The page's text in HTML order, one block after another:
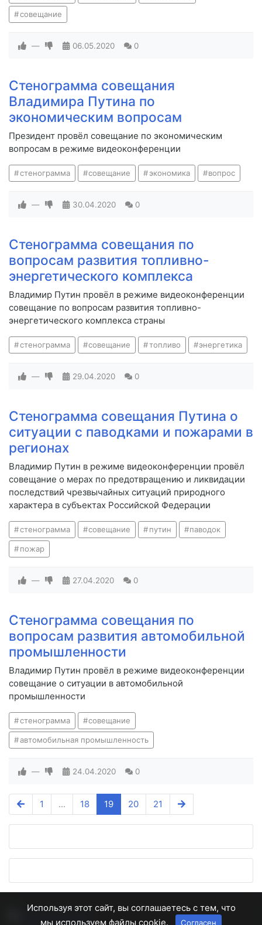
совещание
— 06.05.2020 0
Стенограмма совещания
Владимира Путина по
экономическим вопросам
Президент провёл совещание по экономическим
вопросам в режиме видеоконференции
стенограмма совещание экономика вопрос
— 30.04.2020 0
Стенограмма совещания по
вопросам развития топливно-
энергетического комплекса
Владимир Путин провёл в режиме видеоконференции
совещание по вопросам развития топливно-
энергетического комплекса страны
стенограмма совещание топливо энергетика
— 29.04.2020 0
Стенограмма совещания Путина о
ситуации с паводками и пожарами в
регионах
Владимир Путин в режиме видеоконференции провёл
совещание о мерах по предотвращению и ликвидации
последствий чрезвычайных ситуаций природного
характера в субъектах Российской Федерации
стенограмма совещание путин паводок
пожар
— 27.04.2020 0
Стенограмма совещания по
вопросам развития автомобильной
промышленности
Владимир Путин провёл в режиме видеоконференции
совещание о ситуации в автомобильной
промышленности
стенограмма совещание
автомобильная промышленность
— 24.04.2020 0
1 ... 18 19 20 21
Используя этот сайт, вы соглашаетесь с тем, что
мы используем файлы cookie.
Согласен